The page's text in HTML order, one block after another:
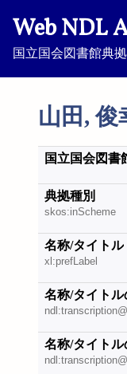
Web NDL
国立国会図書館典
山田, 俊
国立国会図書
典拠種別
skos:inScheme
名称/タイトル
xl:prefLabel
名称/タイト
名称/タイト